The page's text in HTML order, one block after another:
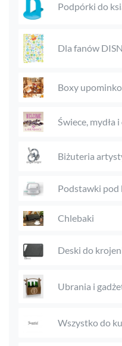
Podpórki do
Dla fanów
Boxy
Świece, mydła
Biżuteria
Podstawki pod
Chlebaki
Deski do
Ubrania i
Wszystko do